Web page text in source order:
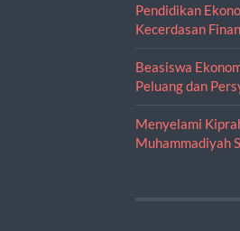
Pendidikan
Kecerdasan
Beasiswa
Peluang dan
Menyelami
Muhammadiyah